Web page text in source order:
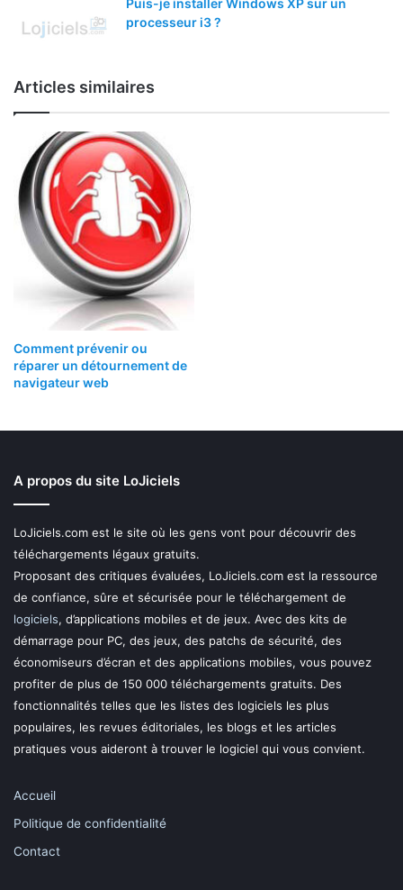
processeur i3 ?
Articles similaires
Comment prévenir ou
réparer un détournement de
navigateur web
A propos du site LoJiciels
LoJiciels.com est le site où les gens vont pour découvrir des
téléchargements légaux gratuits.
Proposant des critiques évaluées, LoJiciels.com est la ressource
de confiance, sûre et sécurisée pour le téléchargement de
logiciels, d’applications mobiles et de jeux. Avec des kits de
démarrage pour PC, des jeux, des patchs de sécurité, des
économiseurs d’écran et des applications mobiles, vous pouvez
profiter de plus de 150 000 téléchargements gratuits. Des
fonctionnalités telles que les listes des logiciels les plus
populaires, les revues éditoriales, les blogs et les articles
pratiques vous aideront à trouver le logiciel qui vous convient.
Accueil
Politique de confidentialité
Contact